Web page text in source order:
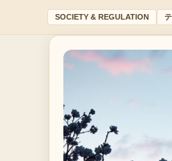
SOCIETY & REGULATION